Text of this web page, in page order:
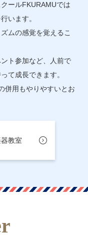
ールFKURAMUでは
います。
ムの感覚を覚えるこ
ト参加など、人前で
て成長できます。
併用もやりやすいとお
教室